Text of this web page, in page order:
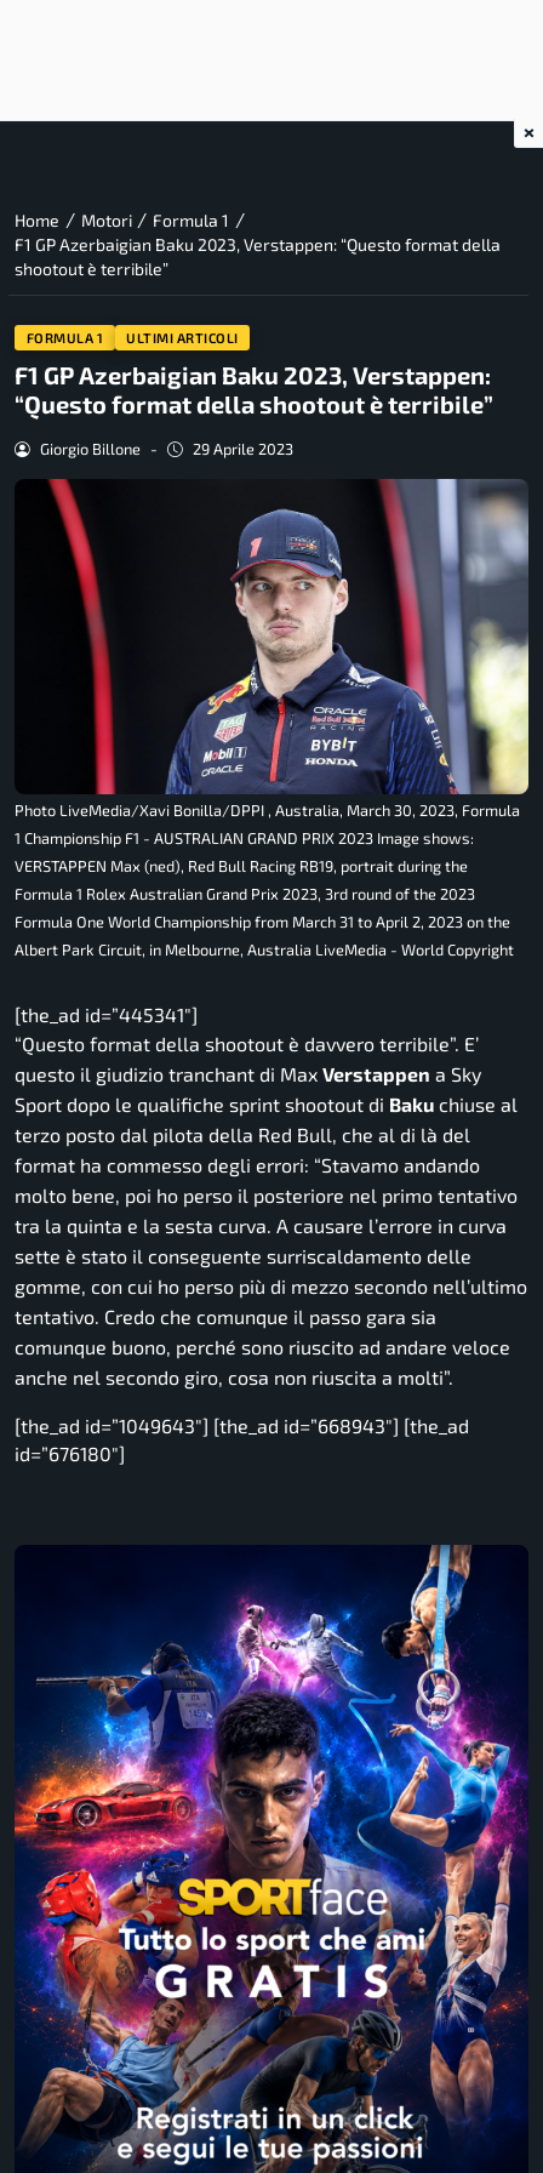
Home / Motori / Formula 1 /
F1 GP Azerbaigian Baku 2023, Verstappen: “Questo format della
shootout è terribile”
FORMULA 1 ULTIMI ARTICOLI
F1 GP Azerbaigian Baku 2023, Verstappen:
“Questo format della shootout è terribile”
Giorgio Billone - 29 Aprile 2023
Photo LiveMedia/Xavi Bonilla/DPPI , Australia, March 30, 2023, Formula
1 Championship F1 - AUSTRALIAN GRAND PRIX 2023 Image shows:
VERSTAPPEN Max (ned), Red Bull Racing RB19, portrait during the
Formula 1 Rolex Australian Grand Prix 2023, 3rd round of the 2023
Formula One World Championship from March 31 to April 2, 2023 on the
Albert Park Circuit, in Melbourne, Australia LiveMedia - World Copyright
[the_ad id=”445341″]
“Questo format della shootout è davvero terribile”. E’
questo il giudizio tranchant di Max Verstappen a Sky
Sport dopo le qualifiche sprint shootout di Baku chiuse al
terzo posto dal pilota della Red Bull, che al di là del
format ha commesso degli errori: “Stavamo andando
molto bene, poi ho perso il posteriore nel primo tentativo
tra la quinta e la sesta curva. A causare l’errore in curva
sette è stato il conseguente surriscaldamento delle
gomme, con cui ho perso più di mezzo secondo nell’ultimo
tentativo. Credo che comunque il passo gara sia
comunque buono, perché sono riuscito ad andare veloce
anche nel secondo giro, cosa non riuscita a molti”.
[the_ad id=”1049643″] [the_ad id=”668943″] [the_ad
id=”676180″]
×